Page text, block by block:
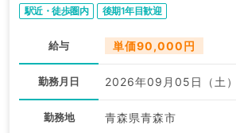
駅近・徒歩圏内 後期1年目歓迎
給与 単価90,000円
勤務月日 2026年09月05日（土）
勤務地 青森県青森市